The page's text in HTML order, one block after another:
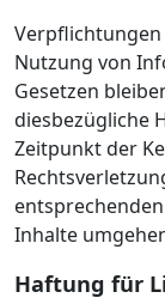
Nutzung von
Gesetzen
diesbezügliche
Zeitpunkt der
Inhalte
Haftung für